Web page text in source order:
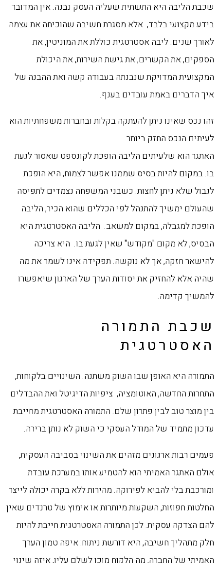
שכבת הליבה היא התשתית שעליה העסק נבנה. אין המדובר
בידע מקצועי בלבד, אלא מסגרת חשיבה שהוכיחה את עצמה
לאורך שנים. ליבה אסטרטגית כוללת את המוניטין, את
הספקים, את הקשרים, את גישת השירות, את היכולת
המקצועית המדויקת שנבנתה בעבודה קשה ואת ההבנה של
איך הדברים באמת עובדים בענף.
זהו נכס שאינו ניתן להעתקה בקלות ובחברות משפחתיות הוא
לעיתים הנכס החזק ביותר.
האתגר הוא שלעיתים הליבה הופכת לקונספט שאסור לגעת
בו. במקום להיות בסיס שממנו אפשר לצמוח, היא הופכת
לגבול שלא ניתן לחצות. כשבני המשפחה נצמדים לתפיסה
שהעולם ימשיך להתנהל לפי הכללים שהוא הכיר, הליבה
הופכת למגבלה, במקום למשאב. הליבה האסטרטגית היא
הבסיס, לא מקום "מקודש" שאין לגעת בו. היא צריכה
להישאר חזקה, אך לא נוקשה. תפקידה אינו לשמר את מה
שהיה אלא להחזיק את יסודות הערך של הארגון שיאפשרו
להמשיך קדימה.
שכבת התמורה
האסטרטגית
התמורה היא האופן שבו השוק משתנה. השינויים בלקוחות,
התחרות החדשה, האוטומציה, ציפיות הדיגיטל ואת ההבדלים
בין מוצר טוב לבין פתרון שלם. התמורה האסטרטגית מחייבת
עדכון מתמיד של המודל העסקי כי השוק לא נותן ברירה.
פעמים רבות ארגונים מזהים את השינוי בסביבה העסקית,
אולם האתגר האמיתי הוא להטמיע אותו במערכת עובדת
ומורכבת בלי להביא לפירוקה. מהירות ללא בקרה יכולה לייצר
החלטות חפוזות, השקעות מיותרות או אימוץ של טרנדים שאין
להם הצדקה עסקית. לכן התמורה האסטרטגית חייבת להיות
חלק מתהליך חשיבה, היא דורשת ניתוח: איפה טמון הערך
האמיתי של החברה, מה הלקוח מוכן לשלם עליו, איזה שינוי